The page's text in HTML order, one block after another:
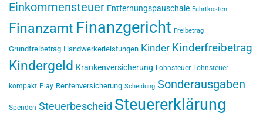
Einkommensteuer Entfernungspauschale Fahrtkosten
Finanzamt Finanzgericht Freibetrag
Grundfreibetrag Handwerkerleistungen Kinder Kinderfreibetrag
Kindergeld Krankenversicherung Lohnsteuer Lohnsteuer
kompakt Play Rentenversicherung Scheidung Sonderausgaben
Spenden Steuerbescheid Steuererklärung